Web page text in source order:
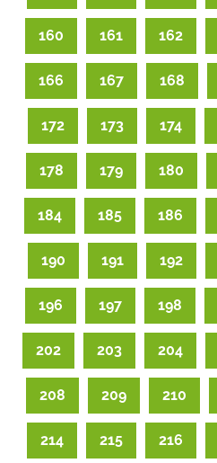
160 161 162
166 167 168
172 173 174
178 179 180
184 185 186
190 191 192
196 197 198
202 203 204
208 209 210
214 215 216